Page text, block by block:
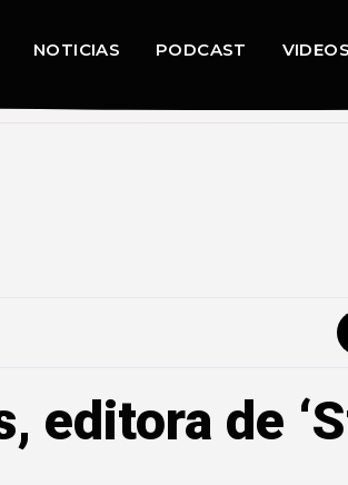
NOTICIAS PODCAST VIDEOS
editora de